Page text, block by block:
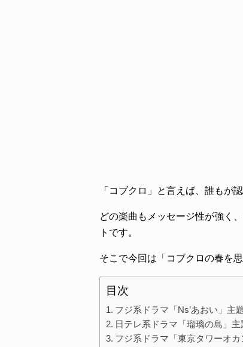
「コブクロ」と言えば、誰もが
どの楽曲もメッセージ性が強く
トです。
そこで今回は「コブクロの春を
目次
フジ系ドラマ「Ns’あおい」主
日テレ系ドラマ「瑠璃の島」
フジ系ドラマ「東京タワーオ